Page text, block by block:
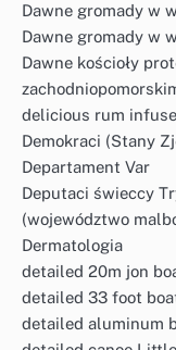
Dawne gromady w
Dawne gromady w
Dawne kościoły
delicious rum
Demokraci (Stany
Departament Var
Deputaci świeccy
(województwo
Dermatologia
detailed 20m jon
detailed 33 foot
detailed aluminum